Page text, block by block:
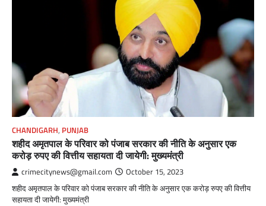
CHANDIGARH, PUNJAB
शहीद अमृतपाल के परिवार को पंजाब सरकार की नीति के अनुसार एक
करोड़ रुपए की वित्तीय सहायता दी जायेगी: मुख्यमंत्री
crimecitynews@gmail.com October 15, 2023
शहीद अमृतपाल के परिवार को पंजाब सरकार की नीति के अनुसार एक करोड़ रुपए की वित्तीय
सहायता दी जायेगी: मुख्यमंत्री